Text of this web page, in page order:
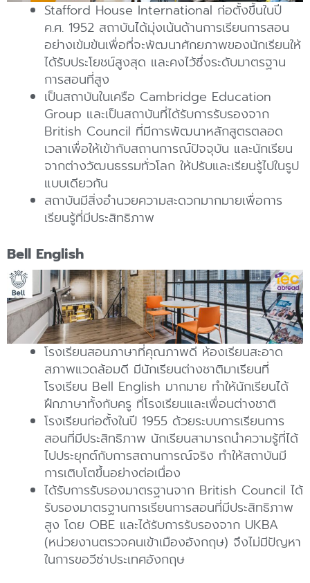
Stafford House International ก่อตั้งขึ้นในปี
ค.ศ. 1952 สถาบันได้มุ่งเน้นด้านการเรียนการสอน
อย่างเข้มข้นเพื่อที่จะพัฒนาศักยภาพของนักเรียนให้
ได้รับประโยชน์สูงสุด และคงไว้ซึ่งระดับมาตรฐาน
การสอนที่สูง
เป็นสถาบันในเครือ Cambridge Education
Group และเป็นสถาบันที่ได้รับการรับรองจาก
British Council ที่มีการพัฒนาหลักสูตรตลอด
เวลาเพื่อให้เข้ากับสถานการณ์ปัจจุบัน และนักเรียน
จากต่างวัฒนธรรมทั่วโลก ให้ปรับและเรียนรู้ไปในรูป
แบบเดียวกัน
สถาบันมีสิ่งอำนวยความสะดวกมากมายเพื่อการ
เรียนรู้ที่มีประสิทธิภาพ
Bell English
โรงเรียนสอนภาษาที่คุณภาพดี ห้องเรียนสะอาด
สภาพแวดล้อมดี มีนักเรียนต่างชาติมาเรียนที่
โรงเรียน Bell English มากมาย ทำให้นักเรียนได้
ฝึกภาษาทั้งกับครู ที่โรงเรียนและเพื่อนต่างชาติ
โรงเรียนก่อตั้งในปี 1955 ด้วยระบบการเรียนการ
สอนที่มีประสิทธิภาพ นักเรียนสามารถนำความรู้ที่ได้
ไปประยุกต์กับการสถานการณ์จริง ทำให้สถาบันมี
การเติบโตขึ้นอย่างต่อเนื่อง
ได้รับการรับรองมาตรฐานจาก British Council ได้
รับรองมาตรฐานการเรียนการสอนที่มีประสิทธิภาพ
สูง โดย OBE และได้รับการรับรองจาก UKBA
(หน่วยงานตรวจคนเข้าเมืองอังกฤษ) จึงไม่มีปัญหา
ในการขอวีซ่าประเทศอังกฤษ